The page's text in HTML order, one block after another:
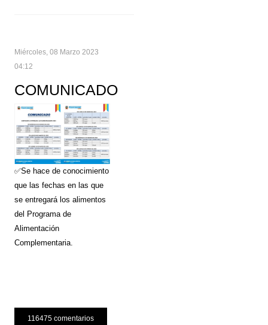
Miércoles, 08 Marzo 2023
04:12
COMUNICADO
✅Se hace de conocimiento
que las fechas en las que
se entregará los alimentos
del Programa de
Alimentación
Complementaria.
116475 comentarios